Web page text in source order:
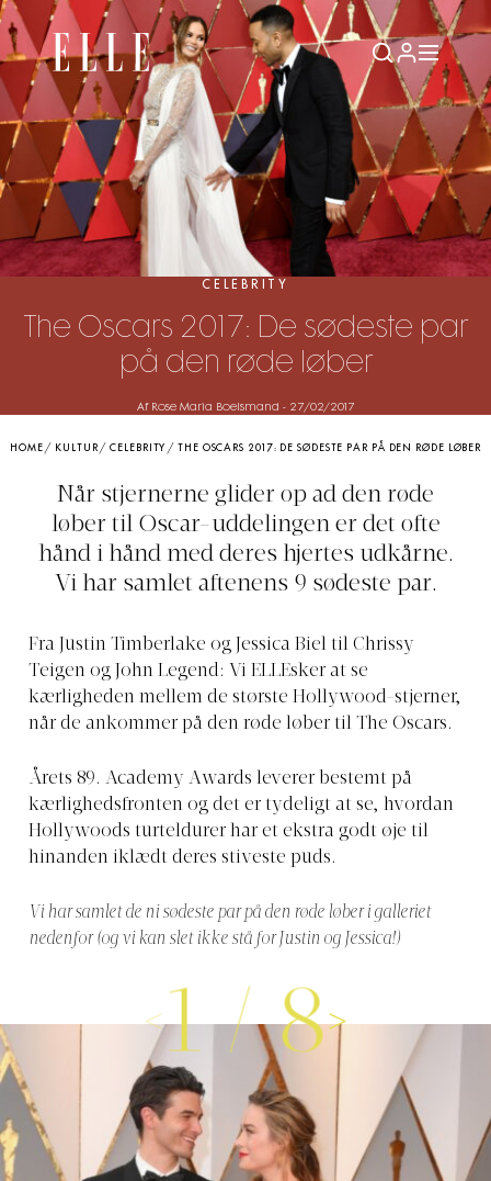
CELEBRITY
The Oscars 2017: De sødeste par
på den røde løber
Af Rose Maria Boelsmand - 27/02/2017
HOME / KULTUR /CELEBRITY / THE OSCARS 2017: DE SØDESTE PAR PÅ DEN RØDE LØBER
Når stjernerne glider op ad den røde
løber til Oscar-uddelingen er det ofte
hånd i hånd med deres hjertes udkårne.
Vi har samlet aftenens 9 sødeste par.
Fra Justin Timberlake og Jessica Biel til Chrissy
Teigen og John Legend: Vi ELLEsker at se
kærligheden mellem de største Hollywood-stjerner,
når de ankommer på den røde løber til The Oscars.
Årets 89. Academy Awards leverer bestemt på
kærlighedsfronten og det er tydeligt at se, hvordan
Hollywoods turteldurer har et ekstra godt øje til
hinanden iklædt deres stiveste puds.
Vi har samlet de ni sødeste par på den røde løber i galleriet
nedenfor (og vi kan slet ikke stå for Justin og Jessica!)
1/8